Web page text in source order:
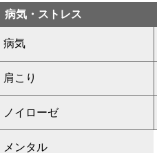
病気・ストレス
病気
肩こり
ノイローゼ
メンタル